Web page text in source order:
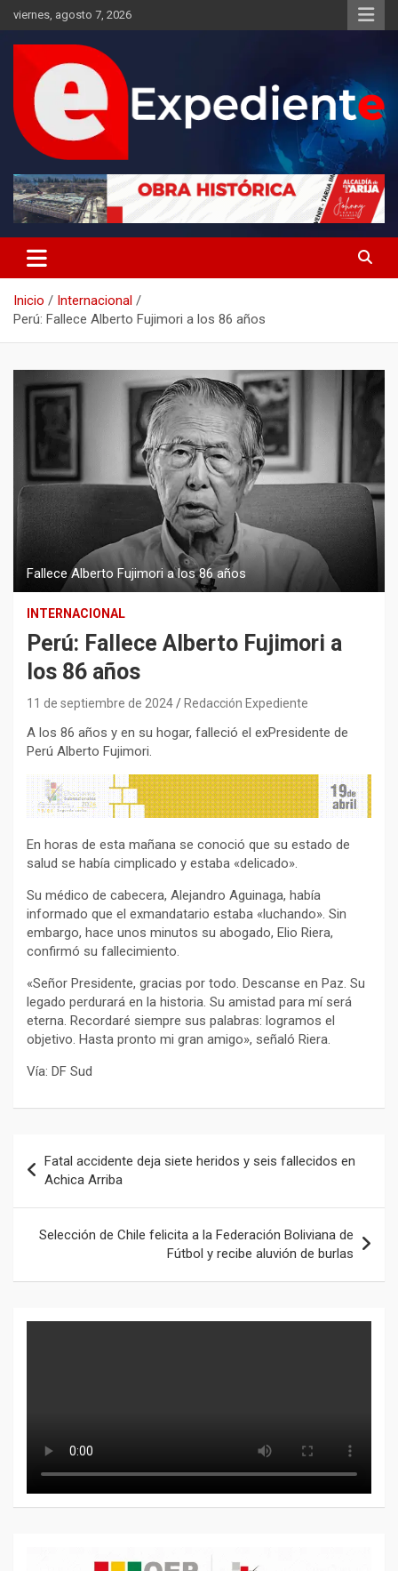
Saltar
al
contenido
viernes, agosto 7, 2026
Expediente
Inicio
Internacional
Perú: Fallece Alberto Fujimori a los 86 años
Fallece Alberto Fujimori a los 86 años
INTERNACIONAL
Perú: Fallece Alberto Fujimori a
los 86 años
11 de septiembre de 2024 Redacción Expediente
A los 86 años y en su hogar, falleció el exPresidente de
Perú Alberto Fujimori.
En horas de esta mañana se conoció que su estado de
salud se había cimplicado y estaba «delicado».
Su médico de cabecera, Alejandro Aguinaga, había
informado que el exmandatario estaba «luchando». Sin
embargo, hace unos minutos su abogado, Elio Riera,
confirmó su fallecimiento.
«Señor Presidente, gracias por todo. Descanse en Paz. Su
legado perdurará en la historia. Su amistad para mí será
eterna. Recordaré siempre sus palabras: logramos el
objetivo. Hasta pronto mi gran amigo», señaló Riera.
Vía: DF Sud
de
entradas
Fatal accidente deja siete heridos y seis fallecidos en
Achica Arriba
Selección de Chile felicita a la Federación Boliviana de
Fútbol y recibe aluvión de burlas